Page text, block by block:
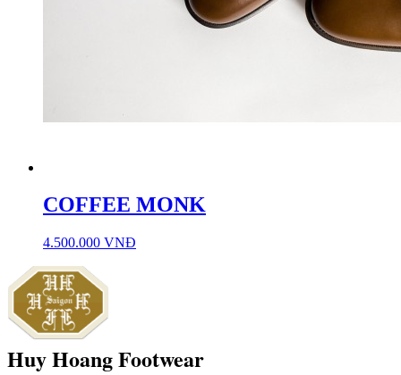
COFFEE MONK
4.500.000 VNĐ
Huy Hoang Footwear